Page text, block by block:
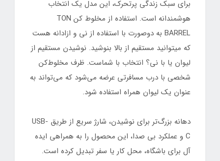
برای سبک زندگی پرتحرک، این مدل یک انتخاب
هوشمندانه است. استفاده از مخلوط کن TON
BARREL به دوصورت با استفاده از نی و ازادانه هست
که میتوانید مستقیم از بالا بنوشید. نوشیدن مستقیم از
لیوان یا با نی؟ انتخاب با شماست. ظرف مخلوط‌کن
شخصی با درب مسافرتی عرضه می‌شود که می‌تواند به
عنوان یک لیوان همراه استفاده شود.
دهانه بزرگ‌تر برای نوشیدن، شارژ سریع از طریق USB-
C و عملکرد بی صدا، این محصول را به همراهی ایده
آل برای باشگاه، محل کار یا سفر تبدیل کرده است.